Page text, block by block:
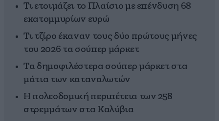
Τι ετοιμάζει το Πλαίσιο με επένδυση 68
εκατομμυρίων ευρώ
Τι τζίρο έκαναν τους δύο πρώτους μήνες
του 2026 τα σούπερ μάρκετ
Τα δημοφιλέστερα σούπερ μάρκετ στα
μάτια των καταναλωτών
Η πολεοδομική περιπέτεια των 258
στρεμμάτων στα Καλύβια